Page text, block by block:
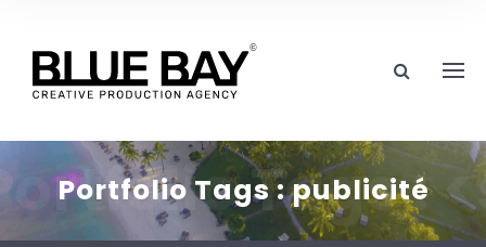
Portfolio Tags :publicité
Tags :